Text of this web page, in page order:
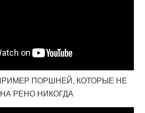
ПОРШНЕЙ, КОТОРЫЕ НЕ
РЕНО НИКОГДА